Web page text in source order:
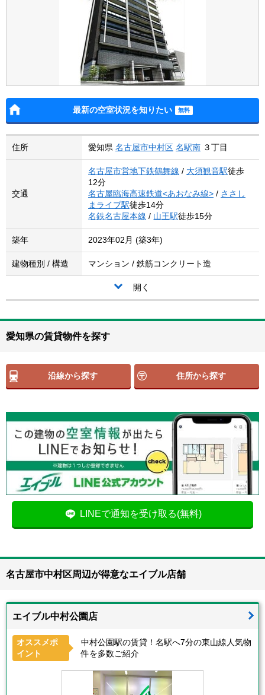
最新の空室状況を知りたい
住所 愛知県 名古屋市中村区 名駅南 ３丁目
交通
名古屋市営地下鉄鶴舞線 / 大須観音駅徒歩
12分
名古屋臨海高速鉄道<あおなみ線> / ささし
まライブ駅徒歩14分
名鉄名古屋本線 / 山王駅徒歩15分
築年 2023年02月 (築3年)
建物種別 / 構造 マンション / 鉄筋コンクリート造
開く
愛知県の賃貸物件を探す
沿線から探す 住所から探す
LINEで通知を受け取る(無料)
名古屋市中村区周辺が得意なエイブル店舗
エイブル中村公園店
オススメポ
イント
中村公園駅の賃貸！名駅へ7分の東山線人気物
件を多数ご紹介